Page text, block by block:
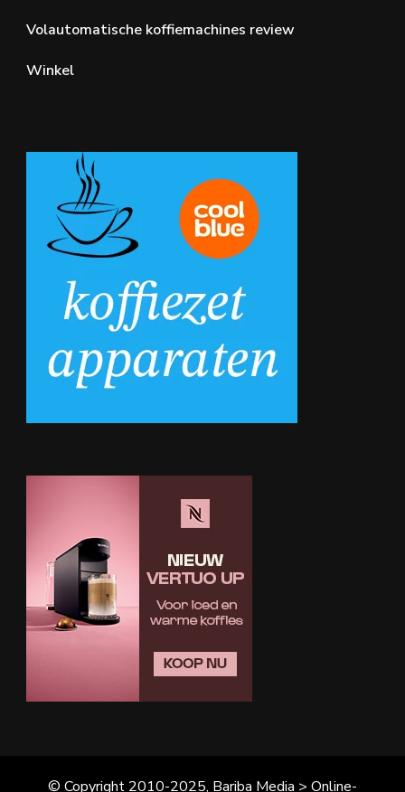
Volautomatische koffiemachines review
Winkel
© Copyright 2010-2025, Bariba Media > Online-